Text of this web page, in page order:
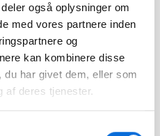
også oplysninger om
med vores partnere inden
og
kan kombinere disse
du har givet dem, eller som
af deres tjenester.
Sider